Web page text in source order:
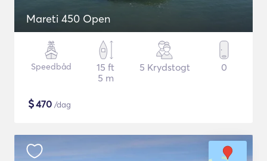
Mareti 450 Open
Speedbåd
15 ft
5 m
5 Krydstogt 0
$470 /dag